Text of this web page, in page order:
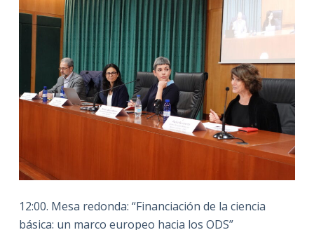
12:00. Mesa redonda: “Financiación de la ciencia
básica: un marco europeo hacia los ODS”